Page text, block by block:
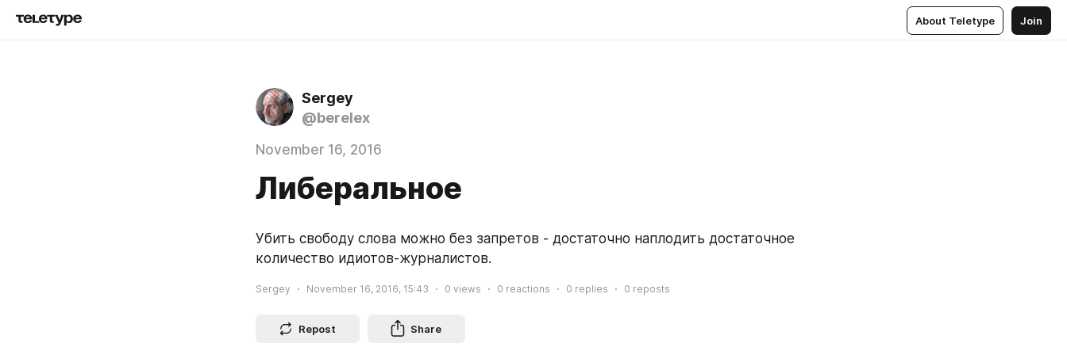
About Teletype Join
Sergey
@berelex
November 16, 2016
Либеральное
Убить свободу слова можно без запретов - достаточно наплодить достаточное
количество идиотов-журналистов.
Sergey November 16, 2016, 15:43 0 views 0 reactions 0 replies 0 reposts
Repost Share